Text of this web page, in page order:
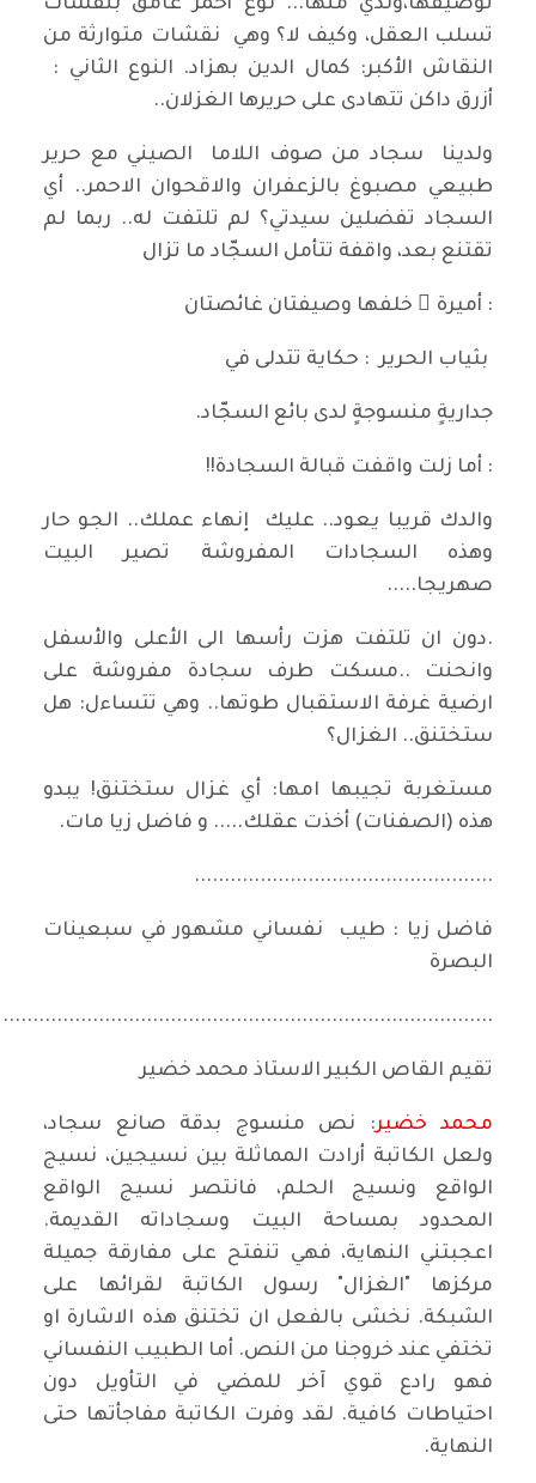
توصيفها،ولدي منها... نوع أحمر غامق بنقشات
تسلب العقل، وكيف لا؟ وهي نقشات متوارثة من
النقاش الأكبر: كمال الدين بهزاد. النوع الثاني :
أزرق داكن تتهادى على حريرها الغزلان..
ولدينا سجاد من صوف اللاما الصيني مع حرير
طبيعي مصبوغ بالزعفران والاقحوان الاحمر.. أي
السجاد تفضلين سيدتي؟ لم تلتفت له.. ربما لم
تقتنع بعد، واقفة تتأمل السجّاد ما تزال
: أميرة ٌ خلفها وصيفتان غائصتان
بثياب الحرير : حكاية تتدلى في
جداريةٍ منسوجةٍ لدى بائع السجّاد.
: أما زلت واقفت قبالة السجادة!!
والدك قريبا يعود.. عليك إنهاء عملك.. الجو حار
وهذه السجادات المفروشة تصير البيت
صهريجا.....
.دون ان تلتفت هزت رأسها الى الأعلى والأسفل
وانحنت ..مسكت طرف سجادة مفروشة على
ارضية غرفة الاستقبال طوتها.. وهي تتساءل: هل
ستختنق.. الغزال؟
مستغربة تجيبها امها: أي غزال ستختنق! يبدو
هذه (الصفنات) أخذت عقلك..... و فاضل زيا مات.
..................................................
فاضل زيا : طيب نفساني مشهور في سبعينات
البصرة
..................................................................................
تقيم القاص الكبير الاستاذ محمد خضير
محمد خضير: نص منسوج بدقة صانع سجاد،
ولعل الكاتبة أرادت المماثلة بين نسيجين، نسيج
الواقع ونسيج الحلم، فانتصر نسيج الواقع
المحدود بمساحة البيت وسجاداته القديمة.
اعجبتني النهاية، فهي تنفتح على مفارقة جميلة
مركزها "الغزال" رسول الكاتبة لقرائها على
الشبكة. نخشى بالفعل ان تختنق هذه الاشارة او
تختفي عند خروجنا من النص. أما الطبيب النفساني
فهو رادع قوي آخر للمضي في التأويل دون
احتياطات كافية. لقد وفرت الكاتبة مفاجأتها حتى
النهاية.